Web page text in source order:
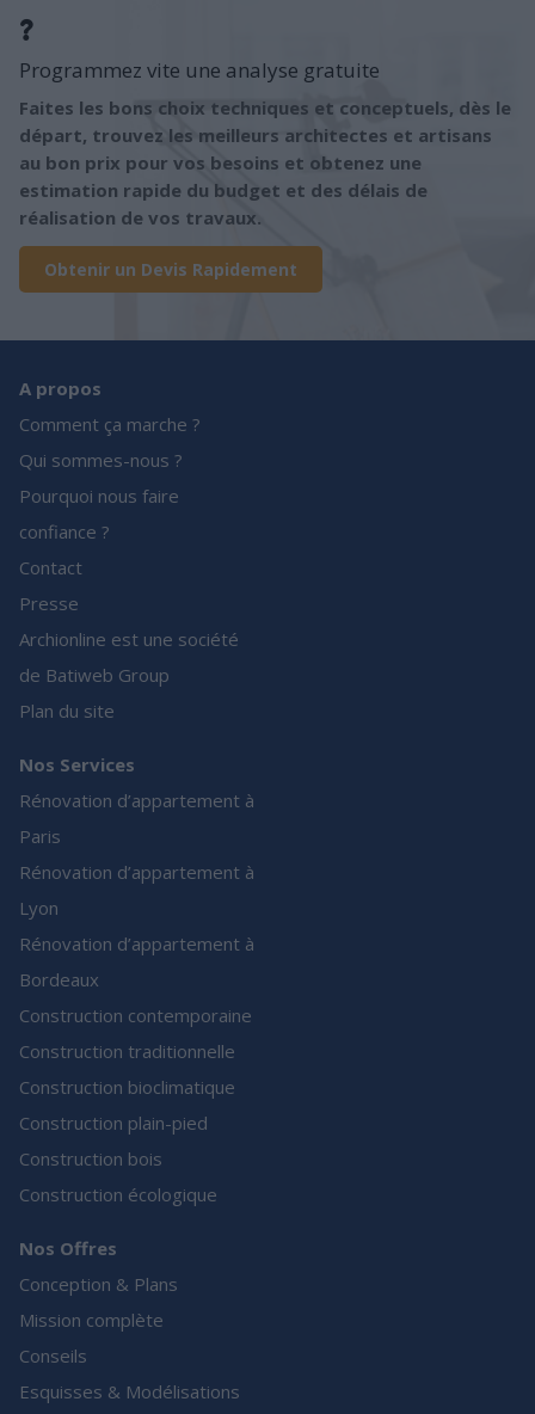
?
Programmez vite une analyse gratuite
Faites les bons choix techniques et conceptuels, dès le
départ, trouvez les meilleurs architectes et artisans
au bon prix pour vos besoins et obtenez une
estimation rapide du budget et des délais de
réalisation de vos travaux.
Obtenir un Devis Rapidement
A propos
Comment ça marche ?
Qui sommes-nous ?
Pourquoi nous faire
confiance ?
Contact
Presse
Archionline est une société
de Batiweb Group
Plan du site
Nos Services
Rénovation d’appartement à
Paris
Rénovation d’appartement à
Lyon
Rénovation d’appartement à
Bordeaux
Construction contemporaine
Construction traditionnelle
Construction bioclimatique
Construction plain-pied
Construction bois
Construction écologique
Nos Offres
Conception & Plans
Mission complète
Conseils
Esquisses & Modélisations